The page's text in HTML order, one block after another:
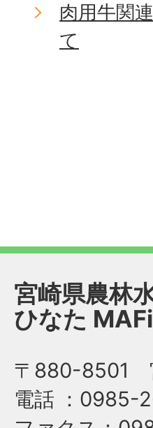
肉用牛関
て
宮崎県農林
ひなた
〒880-8501
電話 ：0985-